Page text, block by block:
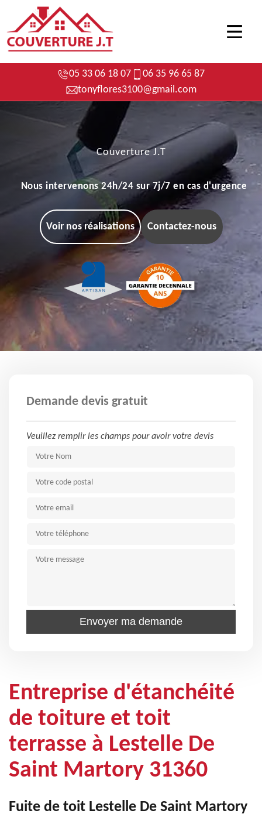
05 33 06 18 07
06 35 96 65 87
tonyflores3100@gmail.com
Couverture J.T
Nous intervenons 24h/24 sur 7j/7 en cas d'urgence
Voir nos réalisations Contactez-nous
Demande devis gratuit
Veuillez remplir les champs pour avoir votre devis
Entreprise d'étanchéité
de toiture et toit
terrasse à Lestelle De
Saint Martory 31360
Fuite de toit Lestelle De Saint Martory